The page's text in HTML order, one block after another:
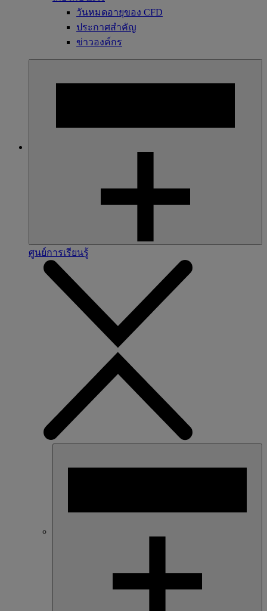
วันหมดอายุของ CFD
ประกาศสำคัญ
ข่าวองค์กร
ศูนย์การเรียนรู้